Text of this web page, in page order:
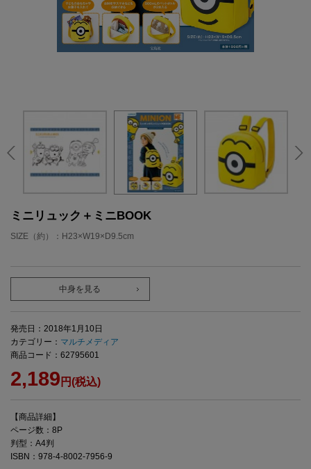
ミニリュック＋ミニBOOK
SIZE（約）：H23×W19×D9.5cm
中身を見る
発売日：2018年1月10日
カテゴリー： マルチメディア
商品コード：62795601
2,189 円(税込)
【商品詳細】
ページ数：8P
判型：A4判
ISBN：978-4-8002-7956-9